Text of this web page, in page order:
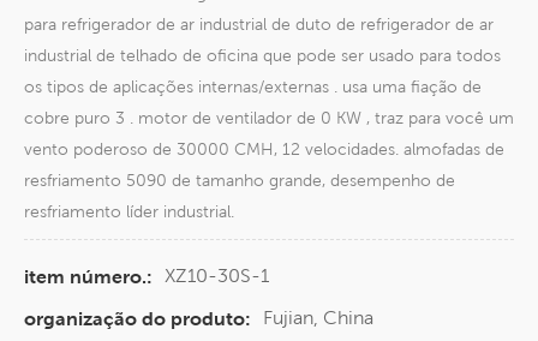
para refrigerador de ar industrial de duto de refrigerador de ar
industrial de telhado de oficina que pode ser usado para todos
os tipos de aplicações internas/externas . usa uma fiação de
cobre puro 3 . motor de ventilador de 0 KW , traz para você um
vento poderoso de 30000 CMH, 12 velocidades. almofadas de
resfriamento 5090 de tamanho grande, desempenho de
resfriamento líder industrial.
item número.: XZ10-30S-1
organização do produto:
Fujian, China